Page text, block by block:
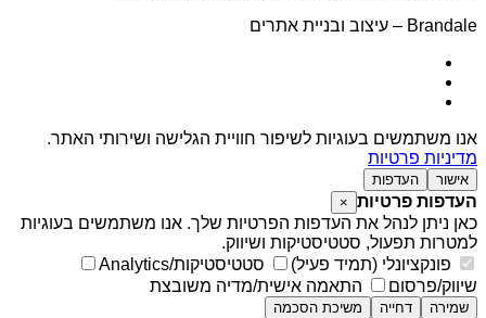
Brandale – עיצוב ובניית אתרים
אנו משתמשים בעוגיות לשיפור חוויית הגלישה ושירותי האתר.
מדיניות פרטיות
אישור העדפות
העדפות פרטיות ×
כאן ניתן לנהל את העדפות הפרטיות שלך. אנו משתמשים בעוגיות
למטרות תפעול, סטטיסטיקות ושיווק.
פונקציונלי (תמיד פעיל)
סטטיסטיקות/Analytics
שיווק/פרסום
התאמה אישית/מדיה משובצת
שמירה דחייה משיכת הסכמה